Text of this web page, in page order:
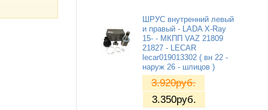
ШРУС внутренний левый
и правый - LADA X-Ray
15- - МКПП VAZ 21809
21827 - LECAR
lecar019013302 ( вн 22 -
наруж 26 - шлицов )
3.920руб.
3.350руб.